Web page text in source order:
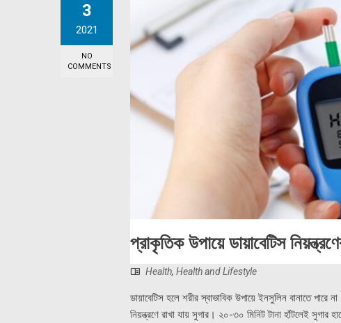
3
2021
NO
COMMENTS
প্রাকৃতিক উপায়ে ডায়াবেটিস
Health, Health and Lifestyle
ডায়াবেটিস হলে শরীর স্বাভাবিক উপায়ে ইনসুলিন বানাতে পারে
নিয়ন্ত্রণে রাখা যায় সুগার। ২০-৩০ মিনিট টানা হাঁটলেই সুগার